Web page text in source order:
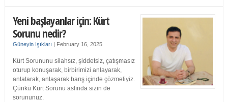
Yeni başlayanlar için: Kürt
Sorunu nedir?
Güneyin Işıkları | February 16, 2025
Kürt Sorununu silahsız, şiddetsiz, çatışmasız
oturup konuşarak, birbirimizi anlayarak,
anlatarak, anlaşarak barış içinde çözmeliyiz.
Çünkü Kürt Sorunu aslında sizin de
sorununuz.